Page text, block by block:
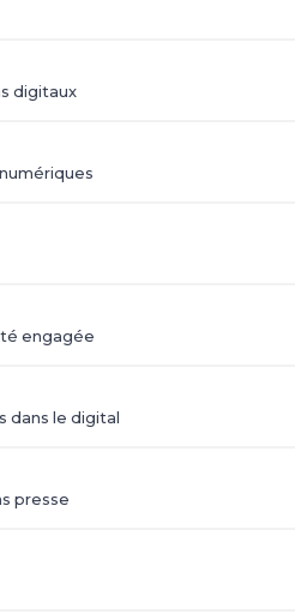
digitaux
engagée
dans le digital
presse